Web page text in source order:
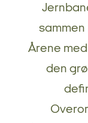
sammen
Årene
den